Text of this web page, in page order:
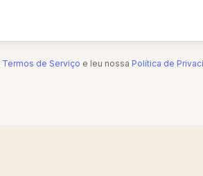
Termos de Serviço e leu nossa Política de